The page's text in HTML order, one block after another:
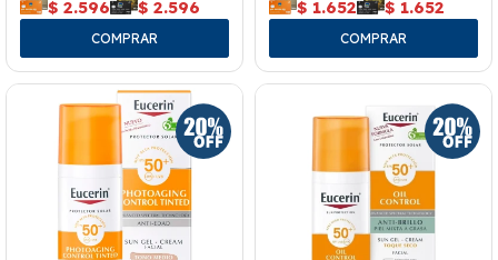
$ 2.596 $ 2.596 $ 1.652 $ 1.652